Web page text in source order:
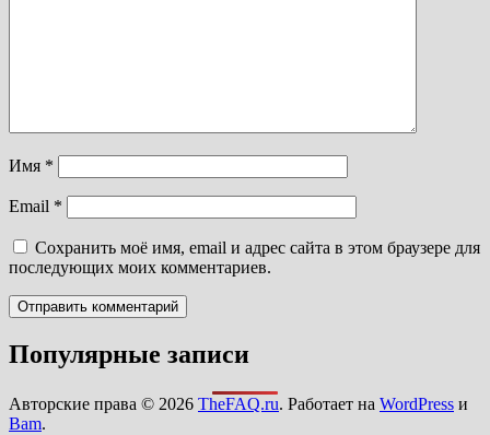
Имя *
Email *
Сохранить моё имя, email и адрес сайта в этом браузере для
последующих моих комментариев.
Популярные записи
Авторские права © 2026 TheFAQ.ru. Работает на WordPress и
Bam.